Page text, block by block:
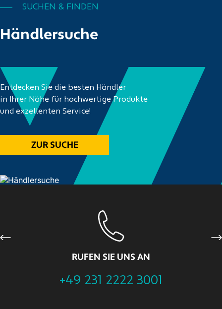
Händlersuche
SUCHEN & FINDEN
Entdecken Sie die besten Händler
in Ihrer Nähe für hochwertige Produkte
und exzellenten Service!
ZUR SUCHE
RUFEN SIE UNS AN
+49 231 2222 3001
Previous